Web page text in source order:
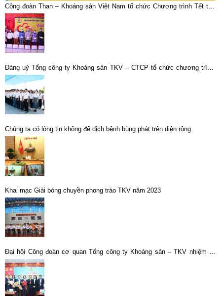
Công đoàn Than – Khoáng sản Việt Nam tổ chức Chương trình Tết thợ
mỏ năm 2021
Đảng uỷ Tổng công ty Khoáng sản TKV – CTCP tổ chức chương trình:
“Hành trình về nguồn”.
Chúng ta có lòng tin không để dịch bệnh bùng phát trên diện rộng
Khai mạc Giải bóng chuyền phong trào TKV năm 2023
Đại hội Công đoàn cơ quan Tổng công ty Khoáng sản – TKV nhiệm kỳ
2025-2030 khẳng định tinh thần “Dân chủ – Đoàn kết – Kỷ cương – Đổi
mới – Phát triển”